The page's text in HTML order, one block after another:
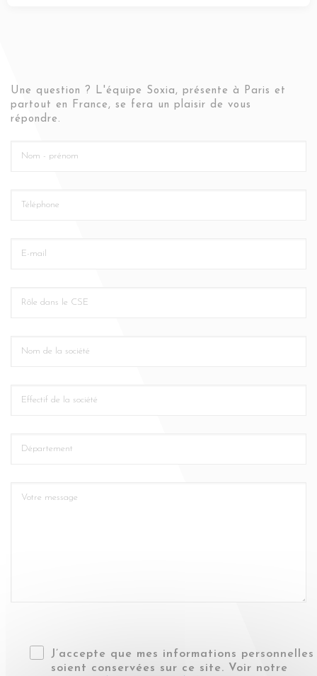
Une question ? L'équipe Soxia, présente à Paris et
partout en France, se fera un plaisir de vous
répondre.
J’accepte que mes informations personnelles
soient conservées sur ce site. Voir notre